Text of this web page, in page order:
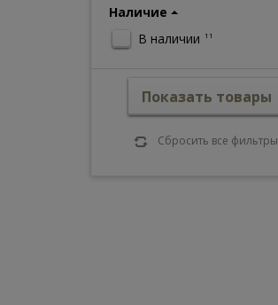
Наличие
В наличии
11
Показать товары
Сбросить все фильтры